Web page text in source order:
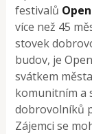
festivalů
více než 45
stovek
budov, je
svátkem
komunitním a
dobrovolníků
Zájemci se